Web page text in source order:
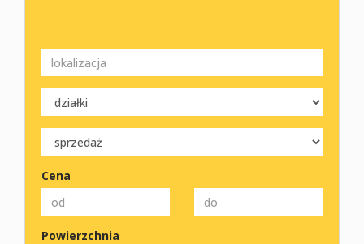
Kontakt
Cena
Powierzchnia